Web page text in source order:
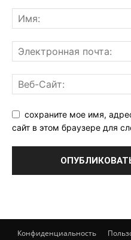
сохраните мое имя,
сайт в этом браузере для
Конфиденциальность